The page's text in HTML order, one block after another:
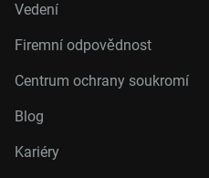
Vedení
Firemní odpovědnost
Centrum ochrany soukromí
Blog
Kariéry